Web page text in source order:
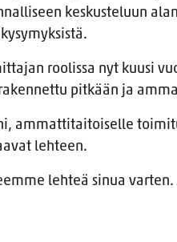
keskusteluun
roolissa nyt kuusi
pitkään ja
ammattitaitoiselle
lehteen.
lehteä sinua varten.